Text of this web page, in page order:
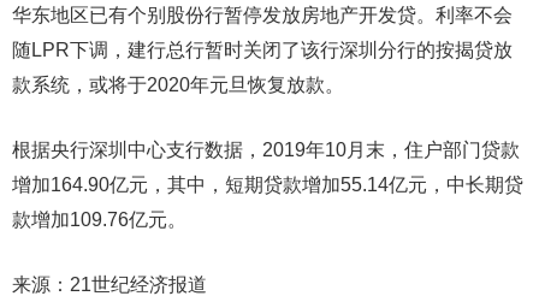
华东地区已有个别股份行暂停发放房地产开发贷。利率不会
随LPR下调，建行总行暂时关闭了该行深圳分行的按揭贷放
款系统，或将于2020年元旦恢复放款。
根据央行深圳中心支行数据，2019年10月末，住户部门贷款
增加164.90亿元，其中，短期贷款增加55.14亿元，中长期贷
款增加109.76亿元。
来源：21世纪经济报道